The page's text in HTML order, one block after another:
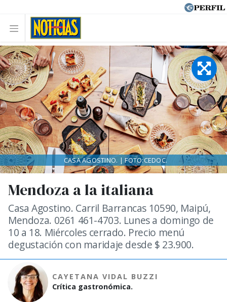
Mendoza a la italiana
Casa Agostino. Carril Barrancas 10590, Maipú,
Mendoza. 0261 461-4703. Lunes a domingo de
10 a 18. Miércoles cerrado. Precio menú
degustación con maridaje desde $ 23.900.
CAYETANA VIDAL BUZZI
Crítica gastronómica.
CASA AGOSTINO. | FOTO:CEDOC.